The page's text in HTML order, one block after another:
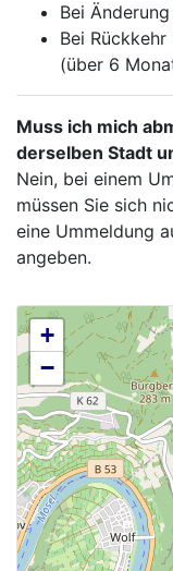
Bei
Bei
(über 6
Muss ich mich
derselben Stadt
Nein, bei einem
müssen Sie sich
eine Ummeldung
angeben.
+
−